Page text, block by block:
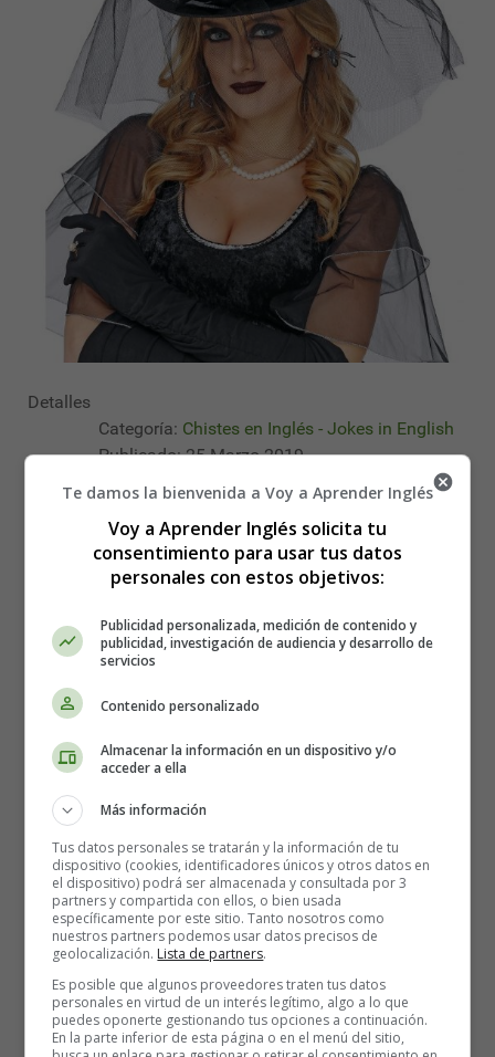
Detalles
Categoría: Chistes en Inglés - Jokes in English
Publicado: 25 Marzo 2019
jokes
English
The Flying Machine - Humor and
Jokes in English
Te damos la bienvenida a Voy a Aprender Inglés
Voy a Aprender Inglés solicita tu
consentimiento para usar tus datos
personales con estos objetivos:
Publicidad personalizada, medición de contenido y
publicidad, investigación de audiencia y desarrollo de
servicios
Contenido personalizado
Almacenar la información en un dispositivo y/o
acceder a ella
Más información
Tus datos personales se tratarán y la información de tu
dispositivo (cookies, identificadores únicos y otros datos en
el dispositivo) podrá ser almacenada y consultada por 3
partners y compartida con ellos, o bien usada
específicamente por este sitio. Tanto nosotros como
nuestros partners podemos usar datos precisos de
geolocalización. Lista de partners.
Es posible que algunos proveedores traten tus datos
personales en virtud de un interés legítimo, algo a lo que
puedes oponerte gestionando tus opciones a continuación.
En la parte inferior de esta página o en el menú del sitio,